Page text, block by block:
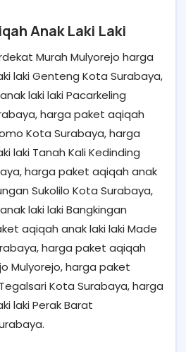
Anak Laki Laki
Murah Mulyorejo harga
laki Genteng Kota Surabaya,
laki laki Pacarkeling
harga paket aqiqah
Kota Surabaya, harga
laki Tanah Kali Kedinding
harga paket aqiqah anak
Sukolilo Kota Surabaya,
laki laki Bangkingan
aqiqah anak laki laki Made
harga paket aqiqah
Mulyorejo, harga paket
Kota Surabaya, harga
laki Perak Barat